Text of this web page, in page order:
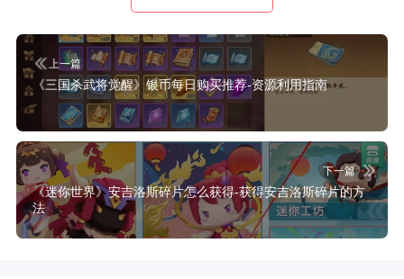
上一篇
《三国杀武将觉醒》银币每日购买推荐-资源利用指南
下一篇
《迷你世界》安吉洛斯碎片怎么获得-获得安吉洛斯碎片的方
法